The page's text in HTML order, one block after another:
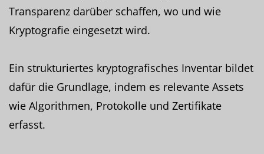
Transparenz darüber schaffen, wo und wie
Kryptografie eingesetzt wird.
Ein strukturiertes kryptografisches Inventar bildet
dafür die Grundlage, indem es relevante Assets
wie Algorithmen, Protokolle und Zertifikate
erfasst.